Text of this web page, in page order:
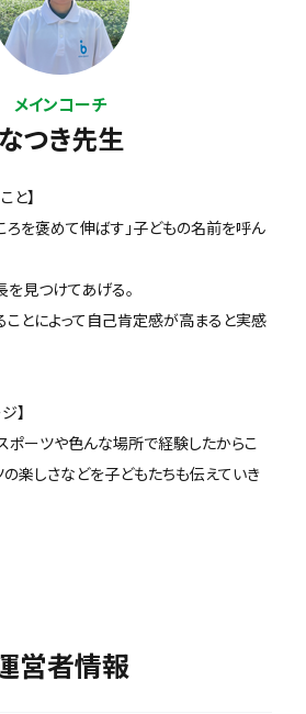
メインコーチ
なつき先生
と】
ろを褒めて伸ばす」子どもの名前を呼ん
見つけてあげる。
ことによって自己肯定感が高まると実感
】
ポーツや色んな場所で経験したからこ
楽しさなどを子どもたちも伝えていき
営者情報